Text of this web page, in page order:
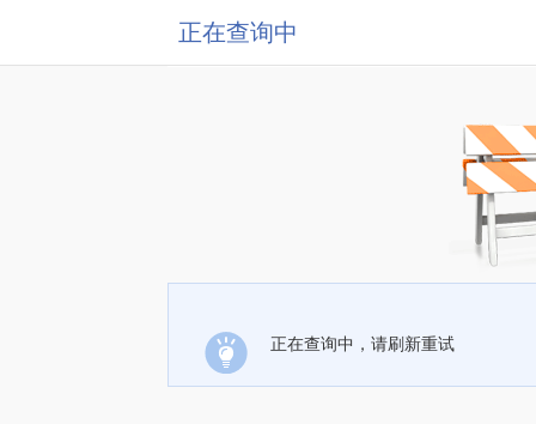
正在查询中
正在查询中，请刷新重试